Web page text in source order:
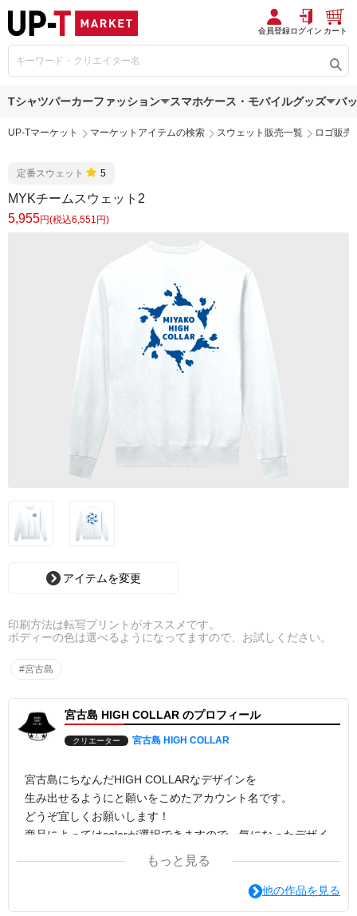
会員登録ログイン カート
Tシャツパーカーファッション スマホケース・モバイルグッズ バ
UP-Tマーケット マーケットアイテムの検索 スウェット販売一覧 ロゴ販売
定番スウェット 5
MYKチームスウェット2
5,955円(税込6,551円)
アイテムを変更
印刷方法は転写プリントがオススメです。
ボディーの色は選べるようになってますので、お試しください。
#宮古島
宮古島 HIGH COLLAR のプロフィール
クリエーター 宮古島 HIGH COLLAR
宮古島にちなんだHIGH COLLARなデザインを
生み出せるようにと願いをこめたアカウント名です。
どうぞ宜しくお願いします！
商品によってはcolorが選択できますので、気になったデザイ
ンでcolorの変更を試してみてください。
印刷方法は転写プリントがオススメです。
もっと見る
他の作品を見る